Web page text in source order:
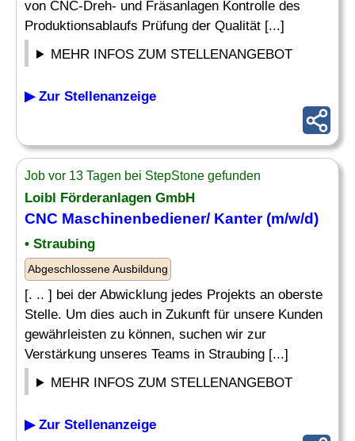
von CNC-Dreh- und Fräsanlagen Kontrolle des
Produktionsablaufs Prüfung der Qualität [...]
MEHR INFOS ZUM STELLENANGEBOT
▶ Zur Stellenanzeige
Job vor 13 Tagen bei StepStone gefunden
Loibl Förderanlagen GmbH
CNC Maschinenbediener/ Kanter (m/w/d)
• Straubing
Abgeschlossene Ausbildung
[. .. ] bei der Abwicklung jedes Projekts an oberste
Stelle. Um dies auch in Zukunft für unsere Kunden
gewährleisten zu können, suchen wir zur
Verstärkung unseres Teams in Straubing [...]
MEHR INFOS ZUM STELLENANGEBOT
▶ Zur Stellenanzeige